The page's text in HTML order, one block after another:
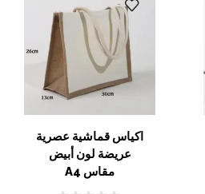
اكياس قماشية عصرية
عريضة لون أبيض
مقاس A4